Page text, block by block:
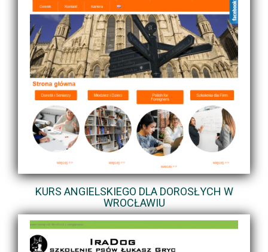
KURS ANGIELSKIEGO DLA DOROSŁYCH W
WROCŁAWIU